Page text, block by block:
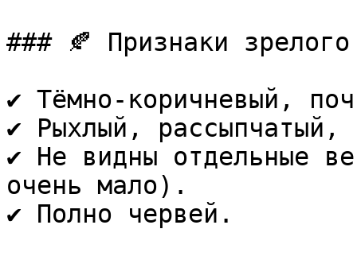
### 🍂 Признаки
✔️ Тёмно-коричневый,
✔️ Рыхлый,
✔️ Не видны отдельные
очень мало).
✔️ Полно червей.